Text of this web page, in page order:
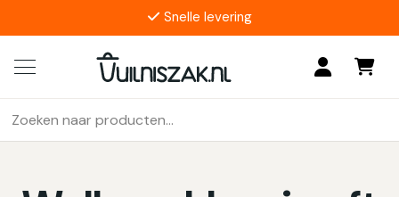
Snelle levering
4.9/5
17 reviews
naar:
Als de resultaten voor automatisch aanvullen beschikbaar